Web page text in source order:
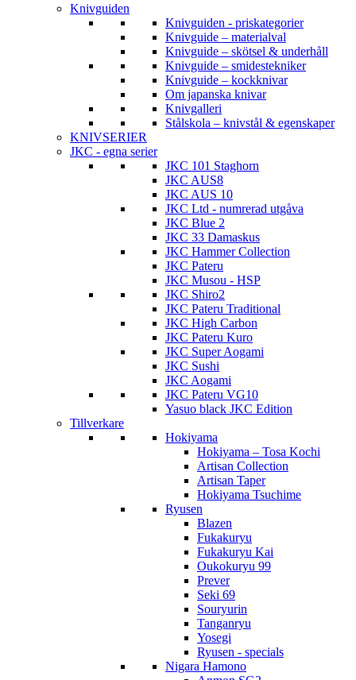
Knivguiden
Knivguiden - priskategorier
Knivguide – materialval
Knivguide – skötsel & underhåll
Knivguide – smidestekniker
Knivguide – kockknivar
Om japanska knivar
Knivgalleri
Stålskola – knivstål & egenskaper
KNIVSERIER
JKC - egna serier
JKC 101 Staghorn
JKC AUS8
JKC AUS 10
JKC Ltd - numrerad utgåva
JKC Blue 2
JKC 33 Damaskus
JKC Hammer Collection
JKC Pateru
JKC Musou - HSP
JKC Shiro2
JKC Pateru Traditional
JKC High Carbon
JKC Pateru Kuro
JKC Super Aogami
JKC Sushi
JKC Aogami
JKC Pateru VG10
Yasuo black JKC Edition
Tillverkare
Hokiyama
Hokiyama – Tosa Kochi
Artisan Collection
Artisan Taper
Hokiyama Tsuchime
Ryusen
Blazen
Fukakuryu
Fukakuryu Kai
Oukokuryu 99
Prever
Seki 69
Souryurin
Tanganryu
Yosegi
Ryusen - specials
Nigara Hamono